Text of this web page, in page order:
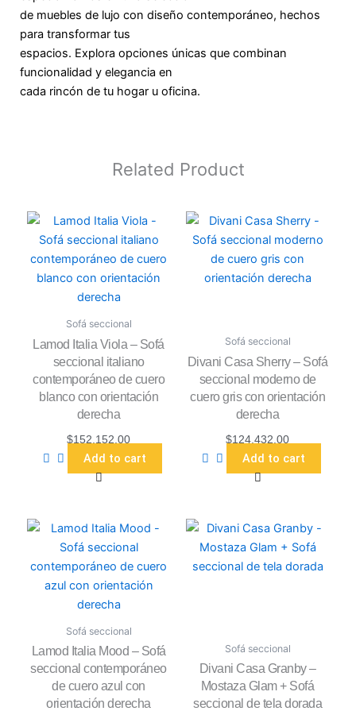
de muebles de lujo con diseño contemporáneo, hechos
para transformar tus
espacios. Explora opciones únicas que combinan
funcionalidad y elegancia en
cada rincón de tu hogar u oficina.
Related Product
Sofá seccional
Lamod Italia Viola – Sofá
seccional italiano
contemporáneo de cuero
blanco con orientación
derecha
$152,152.00
Add to cart
Sofá seccional
Divani Casa Sherry – Sofá
seccional moderno de
cuero gris con orientación
derecha
$124,432.00
Add to cart
Sofá seccional
Lamod Italia Mood – Sofá
seccional contemporáneo
de cuero azul con
orientación derecha
Sofá seccional
Divani Casa Granby –
Mostaza Glam + Sofá
seccional de tela dorada